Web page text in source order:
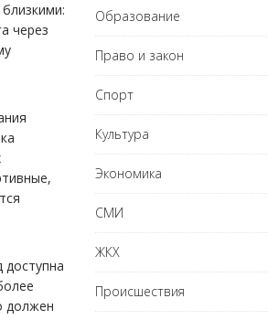
через
доступна
должен
Образование
Право и закон
Спорт
Культура
Экономика
СМИ
ЖКХ
Происшествия